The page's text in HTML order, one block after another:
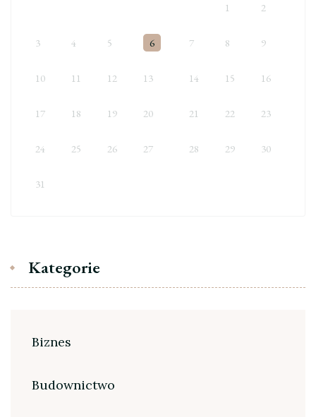
1 2
3 4 5 6 7 8 9
10 11 12 13 14 15 16
17 18 19 20 21 22 23
24 25 26 27 28 29 30
31
Kategorie
Biznes
Budownictwo